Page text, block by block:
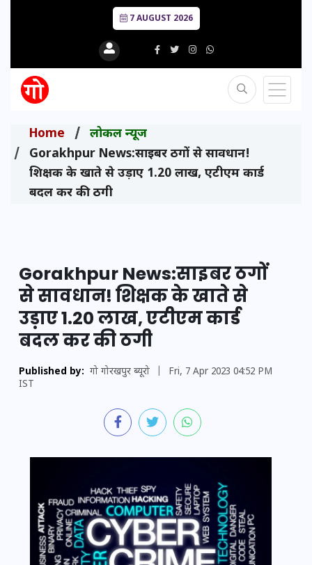
7 AUGUST 2026
Home
लोकल न्यूज
Gorakhpur News:साइबर ठगों से सावधान!
शिक्षक के खाते से उड़ाए 1.20 लाख, एटीएम कार्ड
बदल कर की ठगी
Gorakhpur News:साइबर ठगों
से सावधान! शिक्षक के खाते से
उड़ाए 1.20 लाख, एटीएम कार्ड
बदल कर की ठगी
Published by: गो गोरखपुर ब्यूरो
Fri, 7 Apr 2023 04:52 PM
IST